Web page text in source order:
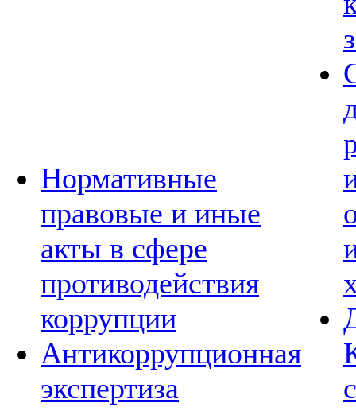
Нормативные
правовые и иные
акты в сфере
противодействия
коррупции
Антикоррупционная
экспертиза